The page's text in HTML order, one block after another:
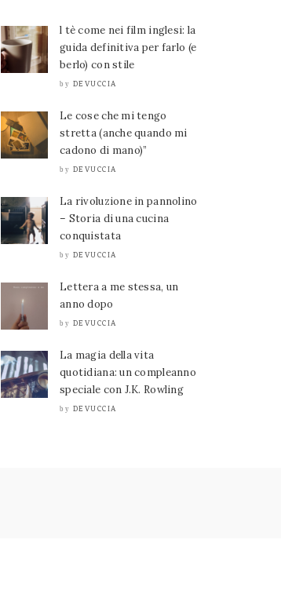
l tè come nei film inglesi: la
guida definitiva per farlo (e
berlo) con stile
by DEVUCCIA
Le cose che mi tengo
stretta (anche quando mi
cadono di mano)”
by DEVUCCIA
La rivoluzione in pannolino
– Storia di una cucina
conquistata
by DEVUCCIA
Lettera a me stessa, un
anno dopo
by DEVUCCIA
La magia della vita
quotidiana: un compleanno
speciale con J.K. Rowling
by DEVUCCIA